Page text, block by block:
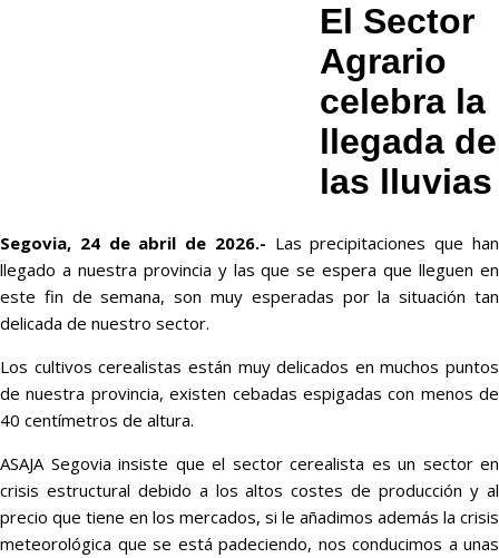
El Sector
Agrario
celebra la
llegada de
las lluvias
Segovia, 24 de abril de 2026.- Las precipitaciones que han
llegado a nuestra provincia y las que se espera que lleguen en
este fin de semana, son muy esperadas por la situación tan
delicada de nuestro sector.
Los cultivos cerealistas están muy delicados en muchos puntos
de nuestra provincia, existen cebadas espigadas con menos de
40 centímetros de altura.
ASAJA Segovia insiste que el sector cerealista es un sector en
crisis estructural debido a los altos costes de producción y al
precio que tiene en los mercados, si le añadimos además la crisis
meteorológica que se está padeciendo, nos conducimos a unas